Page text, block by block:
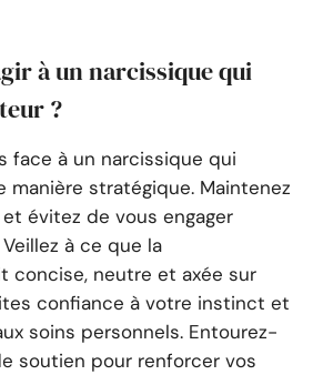
à un narcissique qui
?
face à un narcissique qui
manière stratégique. Maintenez
évitez de vous engager
à ce que la
concise, neutre et axée sur
confiance à votre instinct et
soins personnels. Entourez-
soutien pour renforcer vos